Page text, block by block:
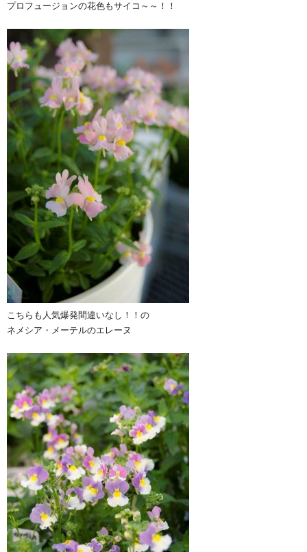
プロフュージョンの花色もサイコ～～！！
こちらも人気爆発間違いなし！！の
ネメシア・メーテルのエレーヌ